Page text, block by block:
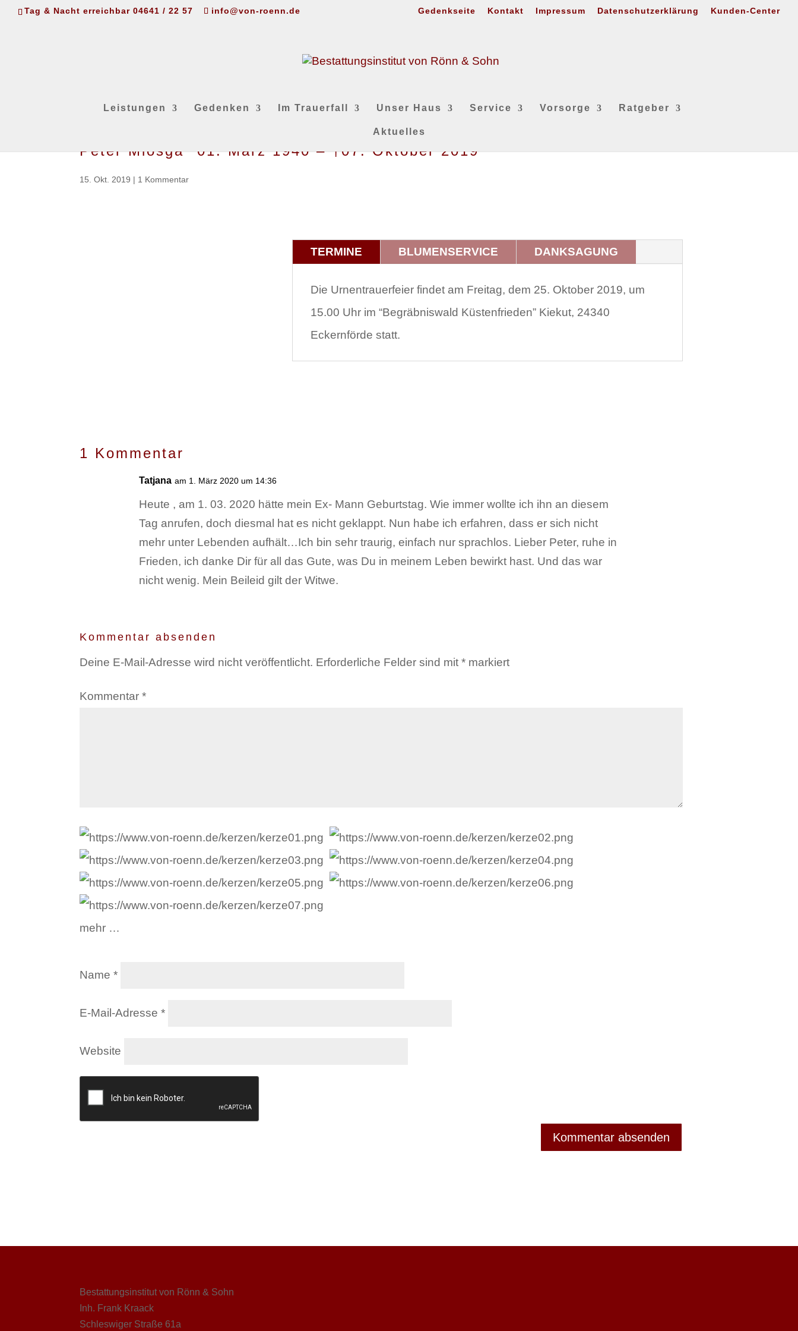
Tag & Nacht erreichbar 04641 / 22 57 info@von-roenn.de Gedenkseite Kontakt Impressum Datenschutzerklärung Kunden-Center
Leistungen Gedenken Im Trauerfall Unser Haus Service Vorsorge Ratgeber
Aktuelles
Peter Miosga *01. März 1940 – †07. Oktober 2019
15. Okt. 2019 | 1 Kommentar
TERMINE BLUMENSERVICE DANKSAGUNG
Die Urnentrauerfeier findet am Freitag, dem 25. Oktober 2019, um
15.00 Uhr im “Begräbniswald Küstenfrieden” Kiekut, 24340
Eckernförde statt.
1 Kommentar
Tatjana am 1. März 2020 um 14:36
Heute , am 1. 03. 2020 hätte mein Ex- Mann Geburtstag. Wie immer wollte ich ihn an diesem
Tag anrufen, doch diesmal hat es nicht geklappt. Nun habe ich erfahren, dass er sich nicht
mehr unter Lebenden aufhält…Ich bin sehr traurig, einfach nur sprachlos. Lieber Peter, ruhe in
Frieden, ich danke Dir für all das Gute, was Du in meinem Leben bewirkt hast. Und das war
nicht wenig. Mein Beileid gilt der Witwe.
Kommentar absenden
Deine E-Mail-Adresse wird nicht veröffentlicht. Erforderliche Felder sind mit* markiert
Kommentar*
mehr …
Name*
E-Mail-Adresse*
Website
Bestattungsinstitut von Rönn & Sohn
Inh. Frank Kraack
Schleswiger Straße 61a